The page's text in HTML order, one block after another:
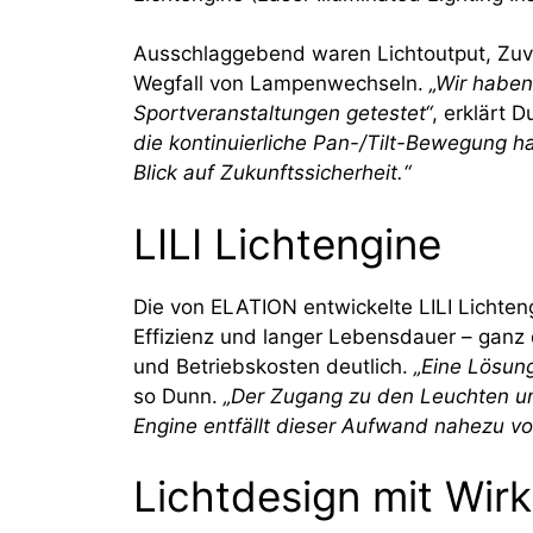
Ausschlaggebend waren Lichtoutput,
Wegfall von Lampenwechseln. „Wir
Sportveranstaltungen getestet“, erklärt
die kontinuierliche Pan-/Tilt-Bewegung
Blick auf Zukunftssicherheit.“
LILI Lichtengine
Die von ELATION entwickelte LILI
Effizienz und langer Lebensdauer –
und Betriebskosten deutlich. „Eine
so Dunn. „Der Zugang zu den Leuchten
Engine entfällt dieser Aufwand nahezu
Lichtdesign mit